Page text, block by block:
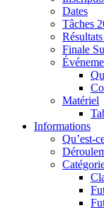
Dates
Tâches
Finale
Matériel
Informations
Qu’est-